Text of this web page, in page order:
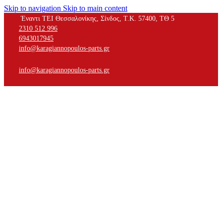
Skip to navigation Skip to main content
Έναντι ΤΕΙ Θεσσαλονίκης, Σίνδος, Τ.Κ. 57400, ΤΘ 5
2310 512 996
6943017945
info@karagiannopoulos-parts.gr
info@karagiannopoulos-parts.gr